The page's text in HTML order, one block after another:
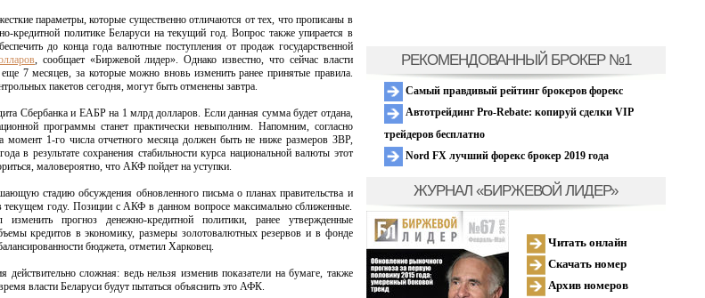
параметры, которые существенно отличаются от тех, что прописаны в
кредитной политике Беларуси на текущий год. Вопрос также упирается в
до конца года валютные поступления от продаж государственной
, сообщает «Биржевой лидер». Однако известно, что сейчас власти
7 месяцев, за которые можно вновь изменить ранее принятые правила.
пакетов сегодня, могут быть отменены завтра.
Сбербанка и ЕАБР на 1 млрд долларов. Если данная сумма будет отдана,
программы станет практически невыполним. Напомним, согласно
момент 1-го числа отчетного месяца должен быть не ниже размеров ЗВР,
в результате сохранения стабильности курса национальной валюты этот
маловероятно, что АКФ пойдет на уступки.
стадию обсуждения обновленного письма о планах правительства и
текущем году. Позиции с АКФ в данном вопросе максимально сближенные.
прогноз денежно-кредитной политики, ранее утвержденные
кредитов в экономику, размеры золотовалютных резервов и в фонде
бюджета, отметил Харковец.
действительно сложная: ведь нельзя изменив показатели на бумаге, также
власти Беларуси будут пытаться объяснить это АФК.
РЕКОМЕНДОВАННЫЙ БРОКЕР №1
Самый правдивый рейтинг брокеров форекс
Автотрейдинг Pro-Rebate: копируй сделки VIP
трейдеров бесплатно
Nord FX лучший форекс брокер 2019 года
ЖУРНАЛ «БИРЖЕВОЙ ЛИДЕР»
Читать онлайн
Скачать номер
Архив номеров